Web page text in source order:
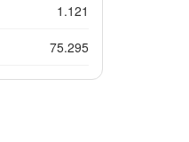
1.121
75.295